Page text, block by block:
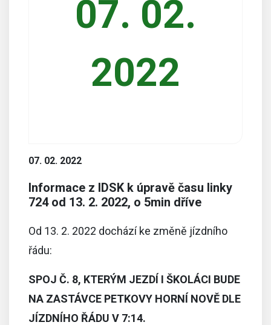
07. 02.
2022
07. 02. 2022
Informace z IDSK k úpravě času linky
724 od 13. 2. 2022, o 5min dříve
Od 13. 2. 2022 dochází ke změně jízdního
řádu:
SPOJ Č. 8, KTERÝM JEZDÍ I ŠKOLÁCI BUDE
NA ZASTÁVCE PETKOVY HORNÍ NOVĚ DLE
JÍZDNÍHO ŘÁDU V 7:14.